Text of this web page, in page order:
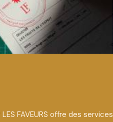
FAVEURS offre des services